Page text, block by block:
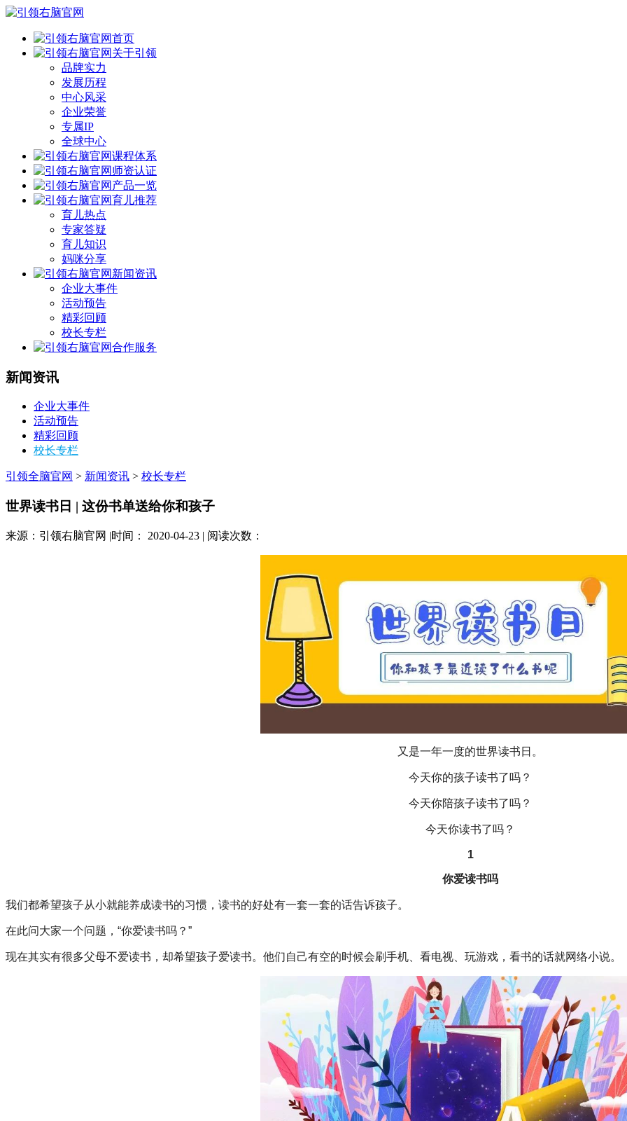
首页
关于引领
品牌实力
发展历程
中心风采
企业荣誉
专属IP
全球中心
课程体系
师资认证
产品一览
育儿推荐
育儿热点
专家答疑
育儿知识
妈咪分享
新闻资讯
企业大事件
活动预告
精彩回顾
校长专栏
合作服务
新闻资讯
企业大事件
活动预告
精彩回顾
校长专栏
引领全脑官网 > 新闻资讯 > 校长专栏
世界读书日 | 这份书单送给你和孩子
来源：引领右脑官网 |时间： 2020-04-23 | 阅读次数：
又是一年一度的世界读书日。
今天你的孩子读书了吗？
今天你陪孩子读书了吗？
今天你读书了吗？
1
你爱读书吗
我们都希望孩子从小就能养成读书的习惯，读书的好处有一套一套的话告诉孩子。
在此问大家一个问题，“你爱读书吗？”
现在其实有很多父母不爱读书，却希望孩子爱读书。他们自己有空的时候会刷手机、看电视、玩游戏，看书的话就网络小说。